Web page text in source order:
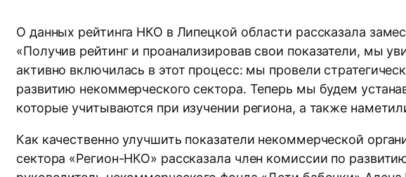
О данных рейтинга НКО в Липецкой области рассказала
«Получив рейтинг и проанализировав свои показатели, мы
активно включилась в этот процесс: мы провели
развитию некоммерческого сектора. Теперь мы будем
которые учитываются при изучении региона, а также
Как качественно улучшить показатели некоммерческой
сектора «Регион-НКО» рассказала член комиссии по